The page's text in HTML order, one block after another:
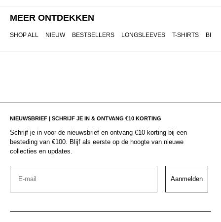
MEER ONTDEKKEN
SHOP ALL NIEUW BESTSELLERS LONGSLEEVES T-SHIRTS
NIEUWSBRIEF | SCHRIJF JE IN & ONTVANG €10 KORTING
Schrijf je in voor de nieuwsbrief en ontvang €10 korting bij een
besteding van €100. Blijf als eerste op de hoogte van nieuwe
collecties en updates.
Email
Aanmelden